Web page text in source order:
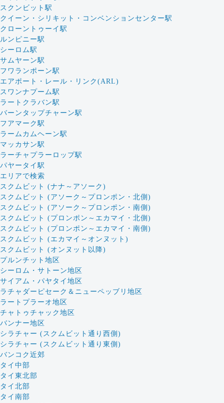
スクンビット駅
クイーン・シリキット・コンベンションセンター駅
クローントゥーイ駅
ルンピニー駅
シーロム駅
サムヤーン駅
フワランポーン駅
エアポート・レール・リンク(ARL)
スワンナプーム駅
ラートクラバン駅
バーンタップチャーン駅
フアマーク駅
ラームカムヘーン駅
マッカサン駅
ラーチャプラーロップ駅
パヤータイ駅
エリアで検索
スクムビット (ナナ～アソーク)
スクムビット (アソーク～プロンポン・北側)
スクムビット (アソーク～プロンポン・南側)
スクムビット (プロンポン～エカマイ・北側)
スクムビット (プロンポン～エカマイ・南側)
スクムビット (エカマイ～オンヌット)
スクムビット (オンヌット以降)
プルンチット地区
シーロム・サトーン地区
サイアム・パヤタイ地区
ラチャダーピセーク＆ニューペッブリ地区
ラートプラーオ地区
チャトゥチャック地区
バンナー地区
シラチャー (スクムビット通り西側)
シラチャー (スクムビット通り東側)
バンコク近郊
タイ中部
タイ東北部
タイ北部
タイ南部